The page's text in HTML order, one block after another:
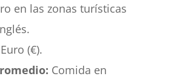
en las zonas turísticas
Euro (€).
Comida en